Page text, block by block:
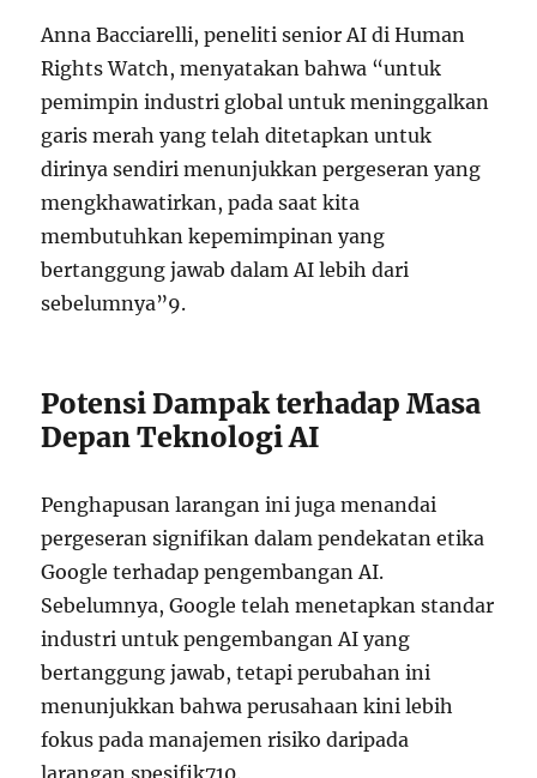
Anna Bacciarelli, peneliti senior AI di Human
Rights Watch, menyatakan bahwa “untuk
pemimpin industri global untuk meninggalkan
garis merah yang telah ditetapkan untuk
dirinya sendiri menunjukkan pergeseran yang
mengkhawatirkan, pada saat kita
membutuhkan kepemimpinan yang
bertanggung jawab dalam AI lebih dari
sebelumnya”9.
Potensi Dampak terhadap Masa
Depan Teknologi AI
Penghapusan larangan ini juga menandai
pergeseran signifikan dalam pendekatan etika
Google terhadap pengembangan AI.
Sebelumnya, Google telah menetapkan standar
industri untuk pengembangan AI yang
bertanggung jawab, tetapi perubahan ini
menunjukkan bahwa perusahaan kini lebih
fokus pada manajemen risiko daripada